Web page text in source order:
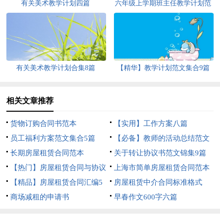
有关美术教学计划四篇
六年级上学期班主任教学计划范
文汇编八篇
有关美术教学计划合集8篇 【精华】教学计划范文集合9篇
相关文章推荐
货物订购合同书范本
【实用】工作方案八篇
员工福利方案范文集合5篇
【必备】教师的活动总结范文
汇编10篇
长期房屋租赁合同范本
关于转让协议书范文锦集9篇
【热门】房屋租赁合同与协议
书3篇
上海市简单房屋租赁合同范本
【精品】房屋租赁合同汇编5
篇
房屋租赁中介合同标准格式
商场减租的申请书
早春作文600字六篇